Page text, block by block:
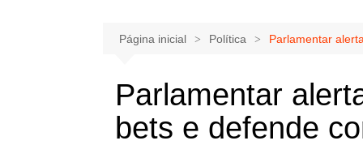
Página inicial Política Parlamentar
Parlamentar
bets e defende